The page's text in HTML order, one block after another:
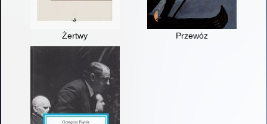
Żertwy Przewóz